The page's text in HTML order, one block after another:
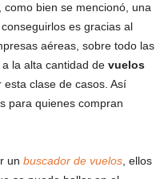
, como bien se mencionó, una
es gracias al
aéreas, sobre todo las
la alta cantidad de vuelos
clase de casos. Así
para quienes compran
un buscador de vuelos , ellos